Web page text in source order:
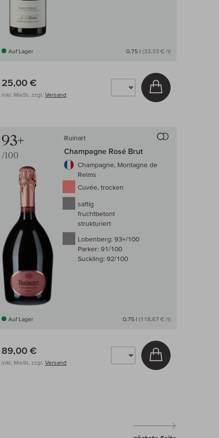
Auf Lager 0,75 l (33,33 € /l)
25,00 €
inkl. MwSt, zzgl. Versand
In den
93+
/100
Ruinart
Champagne Rosé Brut
Champagne, Montagne de
Reims
Cuvée, trocken
saftig
fruchtbetont
strukturiert
Lobenberg: 93+/100
Parker: 91/100
Suckling: 92/100
Auf Lager 0,75 l (118,67 € /l)
89,00 €
inkl. MwSt, zzgl. Versand
In den